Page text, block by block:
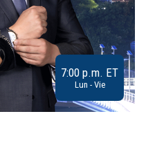
7:00 p.m. ET
Lun - Vie